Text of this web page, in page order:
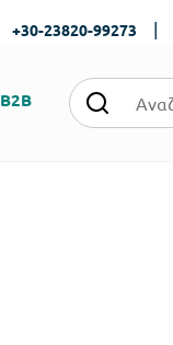
+30-23820-99273 |
B2B